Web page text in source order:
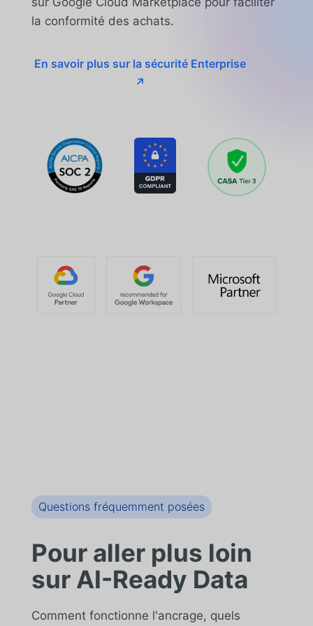
la conformité des achats.
En savoir plus sur la sécurité Enterprise
↗
Questions fréquemment posées
Pour aller plus loin
sur AI-Ready Data
Comment fonctionne l'ancrage, quels